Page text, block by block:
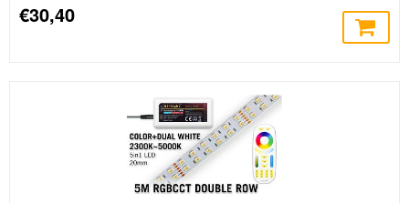
€30,40